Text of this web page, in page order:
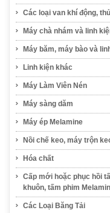
Các loại van khí động,
Máy chà nhám và linh
Máy băm, máy bào và
Linh kiện khác
Máy Làm Viên Nén
Máy sàng dăm
Máy ép Melamine
Nồi chế keo, máy trộn
Hóa chất
Cấp mới hoặc phục hồi
khuôn, tấm phim
Các Loại Băng Tải